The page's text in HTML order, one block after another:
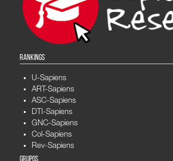
RANKINGS
U-Sapiens
ART-Sapiens
ASC-Sapiens
DTI-Sapiens
GNC-Sapiens
Col-Sapiens
Rev-Sapiens